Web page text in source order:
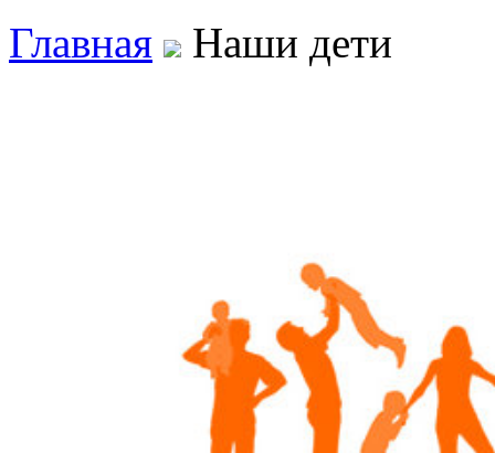
Главная
Наши дети